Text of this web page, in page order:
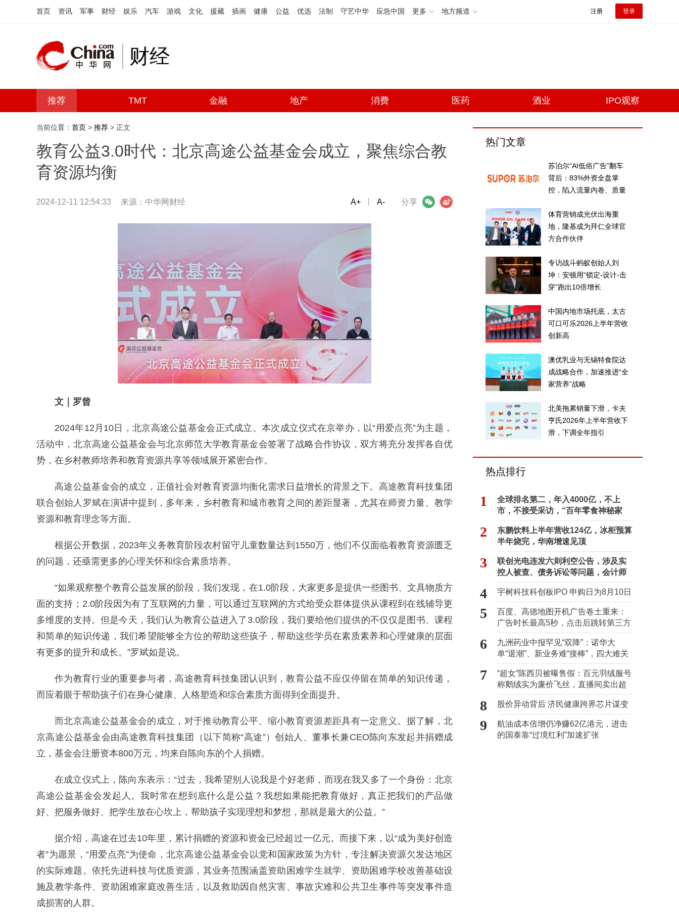
首页 资讯 军事 财经 娱乐 汽车 游戏 文化 援藏 插画 健康 公益 优选 法制 守艺中华 应急中国 更多 地方频道 注册 登录
财经
推荐 TMT 金融 地产 消费 医药 酒业 IPO观察
当前位置： 首页 > 推荐 > 正文
教育公益3.0时代：北京高途公益基金会成立，聚焦综合教
育资源均衡
2024-12-11 12:54:33 来源：中华网财经 分享
微信 微博
A+ A-
文｜罗曾
2024年12月10日，北京高途公益基金会正式成立。本次成立仪式在京举办，以“用爱点亮”为主题，
活动中，北京高途公益基金会与北京师范大学教育基金会签署了战略合作协议，双方将充分发挥各自优
势，在乡村教师培养和教育资源共享等领域展开紧密合作。
高途公益基金会的成立，正值社会对教育资源均衡化需求日益增长的背景之下。高途教育科技集团
联合创始人罗斌在演讲中提到，多年来，乡村教育和城市教育之间的差距显著，尤其在师资力量、教学
资源和教育理念等方面。
根据公开数据，2023年义务教育阶段农村留守儿童数量达到1550万，他们不仅面临着教育资源匮乏
的问题，还亟需更多的心理关怀和综合素质培养。
“如果观察整个教育公益发展的阶段，我们发现，在1.0阶段，大家更多是提供一些图书、文具物质方
面的支持；2.0阶段因为有了互联网的力量，可以通过互联网的方式给受众群体提供从课程到在线辅导更
多维度的支持。但是今天，我们认为教育公益进入了3.0阶段，我们要给他们提供的不仅仅是图书、课程
和简单的知识传递，我们希望能够全方位的帮助这些孩子，帮助这些学员在素质素养和心理健康的层面
有更多的提升和成长。”罗斌如是说。
作为教育行业的重要参与者，高途教育科技集团认识到，教育公益不应仅停留在简单的知识传递，
而应着眼于帮助孩子们在身心健康、人格塑造和综合素质方面得到全面提升。
而北京高途公益基金会的成立，对于推动教育公平、缩小教育资源差距具有一定意义。据了解，北
京高途公益基金会由高途教育科技集团（以下简称“高途”）创始人、董事长兼CEO陈向东发起并捐赠成
立，基金会注册资本800万元，均来自陈向东的个人捐赠。
在成立仪式上，陈向东表示：“过去，我希望别人说我是个好老师，而现在我又多了一个身份：北京
高途公益基金会发起人。我时常在想到底什么是公益？我想如果能把教育做好，真正把我们的产品做
好、把服务做好、把学生放在心坎上，帮助孩子实现理想和梦想，那就是最大的公益。”
据介绍，高途在过去10年里，累计捐赠的资源和资金已经超过一亿元。而接下来，以“成为美好创造
者”为愿景，“用爱点亮”为使命，北京高途公益基金会以党和国家政策为方针，专注解决资源欠发达地区
的实际难题。依托先进科技与优质资源，其业务范围涵盖资助困难学生就学、资助困难学校改善基础设
施及教学条件、资助困难家庭改善生活，以及救助因自然灾害、事故灾难和公共卫生事件等突发事件造
成损害的人群。
热门文章
苏泊尔“AI低俗广告”翻车
背后：83%外资全盘掌
控，陷入流量内卷、质量
体育营销成光伏出海重
地，隆基成为拜仁全球官
方合作伙伴
专访战斗蚂蚁创始人刘
坤：安顿用“锁定-设计-击
穿”跑出10倍增长
中国内地市场托底，太古
可口可乐2026上半年营收
创新高
澳优乳业与无锡特食院达
成战略合作，加速推进“全
家营养”战略
北美拖累销量下滑，卡夫
亨氏2026年上半年营收下
滑，下调全年指引
热点排行
1
全球排名第二，年入4000亿，不上
市，不接受采访，“百年零食神秘家
族”浮出水面？
2
东鹏饮料上半年营收124亿，冰柜预算
半年烧完，华南增速见顶
3
联创光电连发六则利空公告，涉及实
控人被查、债务诉讼等问题，会计师
事务所曾出具“保留意见”
4 宇树科技科创板IPO 申购日为8月10日
5
百度、高德地图开机广告卷土重来：
广告时长最高5秒，点击后跳转第三方
6
九洲药业中报罕见“双降”：诺华大
单“退潮”、新业务难“接棒”，四大难关
待闯
7
“超女”陈西贝被曝售假：百元羽绒服号
称鹅绒实为廉价飞丝，直播间卖出超
百万元
8 股价异动背后 济民健康跨界芯片谋变
9
航油成本倍增仍净赚62亿港元，进击
的国泰靠“过境红利”加速扩张